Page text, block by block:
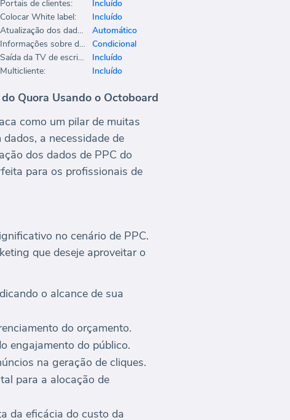
Quora Usando o Octoboard
como um pilar de muitas
a necessidade de
dos dados de PPC do
para os profissionais de
no cenário de PPC.
que deseje aproveitar o
o alcance de sua
do orçamento.
engajamento do público.
na geração de cliques.
para a alocação de
da eficácia do custo da
Portais de clientes:
Incluído
Colocar White label:
Incluído
Atualização dos dados:
Automático
Informações sobre dados:
Condicional
Saída da TV de escritório:
Incluído
Multicliente:
Incluído